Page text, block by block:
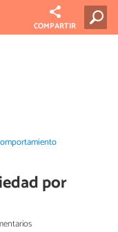
COMPARTIR
por